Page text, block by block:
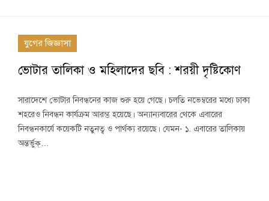
যুগের জিজ্ঞাসা
ভোটার তালিকা ও মহিলাদের ছবি : শরয়ী দৃষ্টিকোণ
সারাদেশে ভোটার নিবন্ধনের কাজ শুরু হয়ে গেছে। চলতি নভেম্বরের মধ্যে ঢাকা
শহরেও নিবন্ধন কার্যক্রম আরম্ভ হয়েছে। অন্যান্যবারের থেকে এবারের
নিবন্ধনকার্যে কয়েকটি নতুনত্ব ও পার্থক্য রয়েছে। যেমন- ১. এবারের তালিকায়
অন্তর্ভুক্…